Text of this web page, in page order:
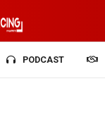
PODCAST